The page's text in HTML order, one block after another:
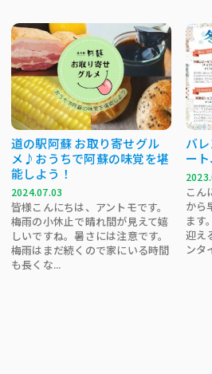
道の駅阿蘇 お取り寄せグル
メ♪おうちで阿蘇の味覚を堪
能しよう！
2024.07.03
皆様こんにちは、アントモです。
梅雨の小休止で晴れ間が見えて嬉
しいですね。暑さには注意です。
梅雨はまだ続くので家にいる時間
も長くな...
バ
ー
こん
から
ます
迎え
ンタ